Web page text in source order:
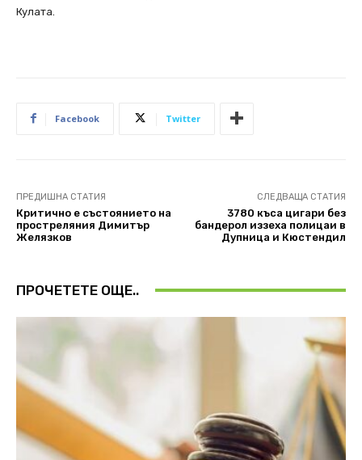
Кулата.
Facebook Twitter
ПРЕДИШНА СТАТИЯ
Критично е състоянието на
простреляния Димитър
Желязков
СЛЕДВАЩА СТАТИЯ
3780 къса цигари без
бандерол иззеха полицаи в
Дупница и Кюстендил
ПРОЧЕТЕТЕ ОЩЕ..